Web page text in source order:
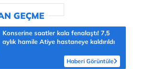
Konserine saatler kala fenalaştı! 7,5
aylık hamile Atiye hastaneye kaldırıldı
Haberi Görüntüle